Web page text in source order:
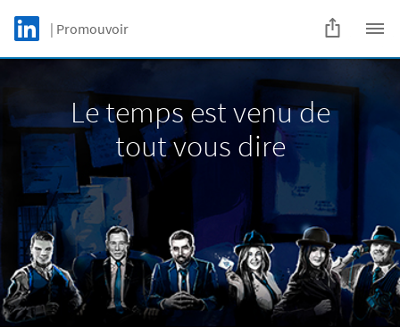
Skip to main content
LinkedIn Logo
| Promouvoir
Le temps est venu de
tout vous dire